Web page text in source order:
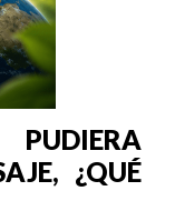
¿QUÉ